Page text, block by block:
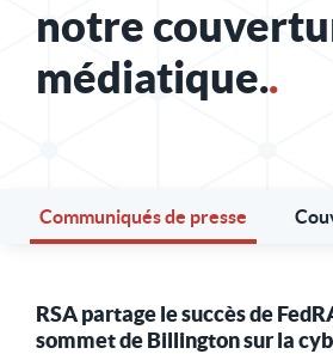
notre
médiatique..
Communiqués de presse
RSA partage le succès de
sommet de Billington sur la